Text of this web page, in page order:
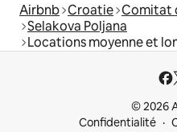
Airbnb Croatie Comitat
Selakova Poljana
Locations moyenne et
© 2026
Confidentialité